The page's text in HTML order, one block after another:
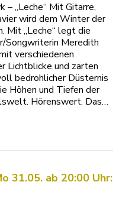
– „Leche“ Mit Gitarre,
wird dem Winter der
Mit „Leche“ legt die
Songwriterin Meredith
verschiedenen
Lichtblicke und zarten
bedrohlicher Düsternis
Höhen und Tiefen der
Hörenswert. Das…
31.05. ab 20:00 Uhr: